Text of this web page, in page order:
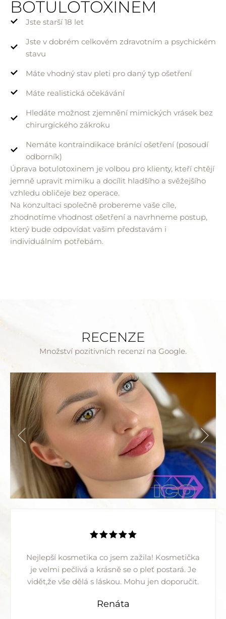
BOTULOTOXINEM
Jste starší 18 let
Jste v dobrém celkovém zdravotním a psychickém
stavu
Máte vhodný stav pleti pro daný typ ošetření
Máte realistická očekávání
Hledáte možnost zjemnění mimických vrásek bez
chirurgického zákroku
Nemáte kontraindikace bránící ošetření (posoudí
odborník)
Úprava botulotoxinem je volbou pro klienty, kteří chtějí
jemně upravit mimiku a docílit hladšího a svěžejšího
vzhledu obličeje bez operace.
Na konzultaci společně probereme vaše cíle,
zhodnotíme vhodnost ošetření a navrhneme postup,
který bude odpovídat vašim představám i
individuálním potřebám.
RECENZE
Množství pozitivních recenzí na Google.
Nejlepší kosmetika co jsem zažila! Kosmetička
je velmi pečlivá a krásně se o pleť postará. Je
vidět,že vše dělá s láskou. Mohu jen doporučit.
Renáta